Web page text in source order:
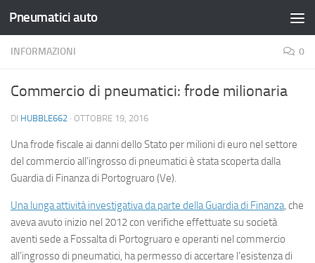
Salta al contenuto
Pneumatici auto
INFORMAZIONI 0
Commercio di pneumatici: frode milionaria
DI HUBBLE662 · OTTOBRE 19, 2016
Una frode fiscale ai danni dello Stato per milioni di euro nel settore
del commercio all’ingrosso di pneumatici è stata scoperta dalla
Guardia di Finanza di Portogruaro (Ve).
Una lunga attività investigativa da parte della Guardia di Finanza, che
aveva avuto inizio nel 2012 con verifiche effettuate su società
aventi sede a Fossalta di Portogruaro e operanti nel commercio
all’ingrosso di pneumatici, ha permesso di accertare l’esistenza di